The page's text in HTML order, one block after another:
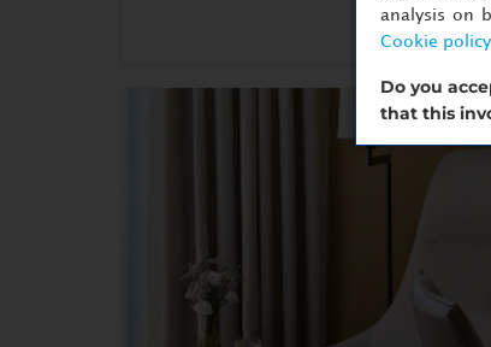
analysis on
Cookie policy.
Do you
that this